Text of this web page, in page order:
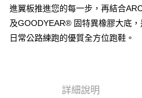
1.分期款項不併入電信帳單，「大哥付
2.透過簡訊連結打開帳單後，可選擇「
帳／街口支付／iPASS MONEY」等通路
買賣價金債權讓與本公司後，依約使用
進翼板推進您的每一步，再結合
及GOODYEAR® 固特異橡膠大底
日常公路練跑的優質全方位跑鞋。
詳細說明